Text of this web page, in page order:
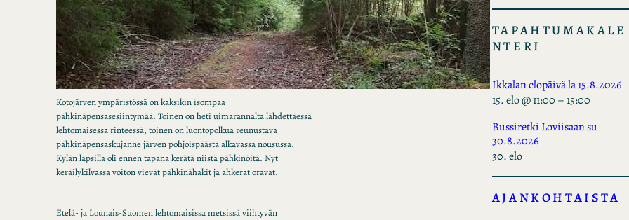
Kotojärven ympäristössä on kaksikin isompaa
pähkinäpensasesiintymää. Toinen on heti uimarannalta lähdettäessä
lehtomaisessa rinteessä, toinen on luontopolkua reunustava
pähkinäpensaskujanne järven pohjoispäästä alkavassa nousussa.
Kylän lapsilla oli ennen tapana kerätä niistä pähkinöitä. Nyt
keräilykilvassa voiton vievät pähkinähakit ja ahkerat oravat.
Etelä- ja Lounais-Suomen lehtomaisissa metsissä viihtyvän
TAPAHTUMAKALE
NTERI
Ikkalan elopäivä la 15.8.2026
15. elo @ 11:00 –15:00
Bussiretki Loviisaan su
30.8.2026
30. elo
AJANKOHTAISTA